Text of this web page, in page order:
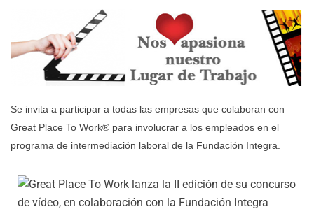
Se invita a participar a todas las empresas que colaboran con
Great Place To Work® para involucrar a los empleados en el
programa de intermediación laboral de la Fundación Integra.